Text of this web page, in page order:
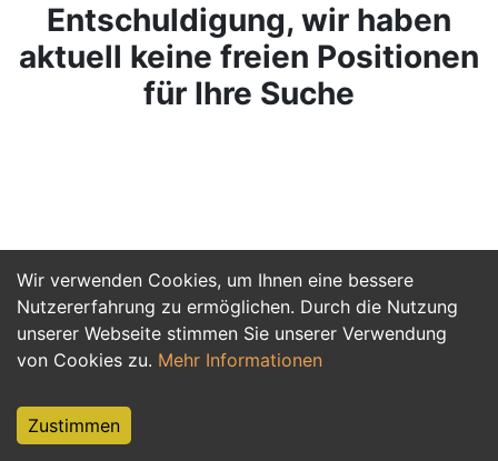
Wir verwenden Cookies, um Ihnen eine bessere
Nutzererfahrung zu ermöglichen. Durch die Nutzung
unserer Webseite stimmen Sie unserer Verwendung
von Cookies zu. Mehr Informationen
Zustimmen
Entschuldigung, wir haben
aktuell keine freien Positionen
für Ihre Suche